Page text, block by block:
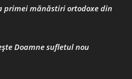
primei mănăstiri ortodoxe din
Doamne sufletul nou